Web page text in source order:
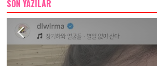
SON YAZILAR